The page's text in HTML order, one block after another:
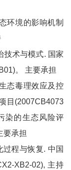
环境的影响机制
技术与模式. 国家
。 主要承担
态毒理效应及控
目(2007CB4073
染的生态风险评
要承担
程与恢复. 中国
XB2-02), 主持